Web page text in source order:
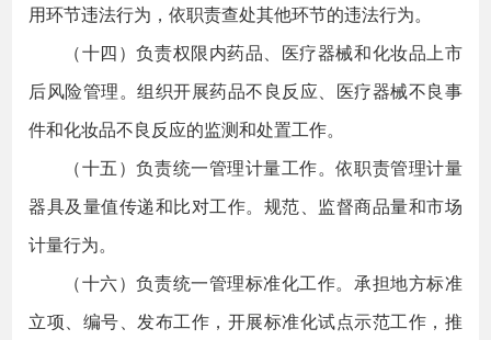
用环节违法行为，依职责查处其他环节的违法行为。
（十四）负责权限内药品、医疗器械和化妆品上市
后风险管理。组织开展药品不良反应、医疗器械不良事
件和化妆品不良反应的监测和处置工作。
（十五）负责统一管理计量工作。依职责管理计量
器具及量值传递和比对工作。规范、监督商品量和市场
计量行为。
（十六）负责统一管理标准化工作。承担地方标准
立项、编号、发布工作，开展标准化试点示范工作，推